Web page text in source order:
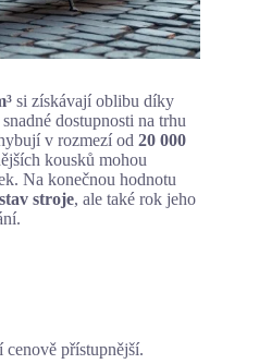
si získávají oblibu díky
snadné dostupnosti na trhu
v rozmezí od 20 000
kousků mohou
Na konečnou hodnotu
stroje, ale také rok jeho
cenově přístupnější.